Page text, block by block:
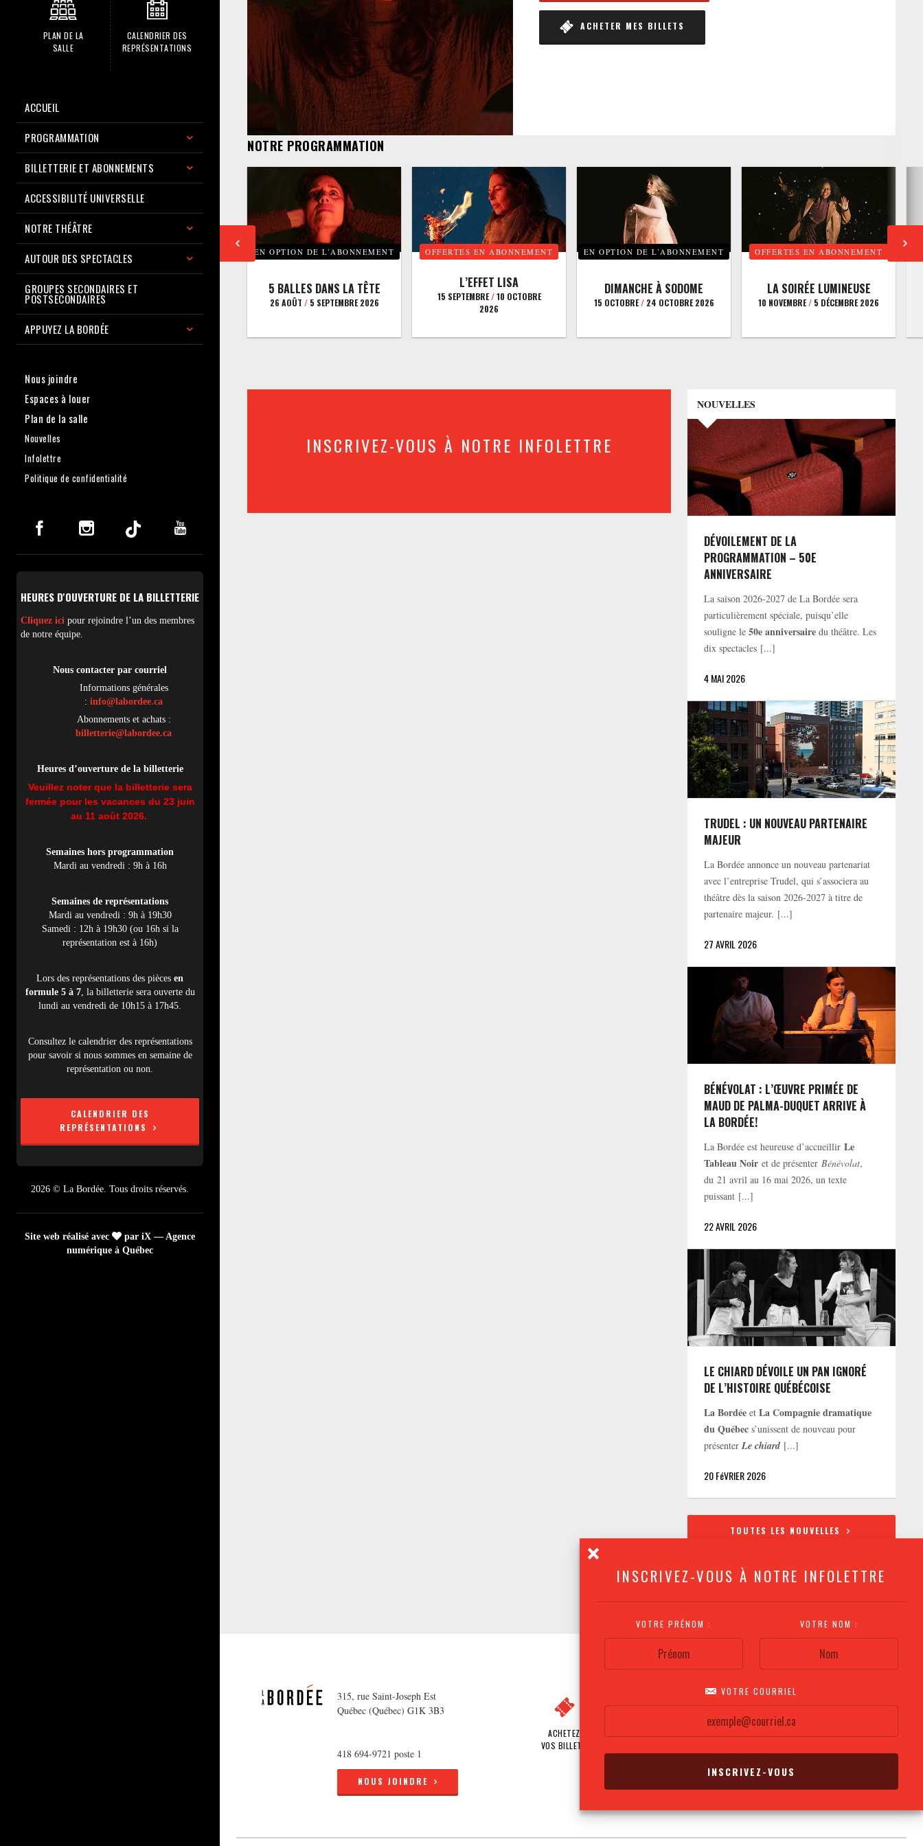
INSCRIVEZ-VOUS À NOTRE INFOLETTRE
VOTRE PRÉNOM : VOTRE NOM :
VOTRE COURRIEL
PLAN DE LA
SALLE
CALENDRIER DES
REPRÉSENTATIONS
ACCUEIL
PROGRAMMATION
BILLETTERIE ET ABONNEMENTS
ACCESSIBILITÉ UNIVERSELLE
NOTRE THÉÂTRE
AUTOUR DES SPECTACLES
GROUPES SECONDAIRES ET
POSTSECONDAIRES
APPUYEZ LA BORDÉE
Nous joindre
Espaces à louer
Plan de la salle
Nouvelles
Infolettre
Politique de confidentialité
HEURES D'OUVERTURE DE LA BILLETTERIE
Cliquez ici pour rejoindre l’un des membres
de notre équipe.
Nous contacter par courriel
Informations générales
: info@labordee.ca
Abonnements et achats :
billetterie@labordee.ca
Heures d’ouverture de la billetterie
Veuillez noter que la billetterie sera
fermée pour les vacances du 23 juin
au 11 août 2026.
Semaines hors programmation
Mardi au vendredi : 9h à 16h
Semaines de représentations
Mardi au vendredi : 9h à 19h30
Samedi : 12h à 19h30 (ou 16h si la
représentation est à 16h)
Lors des représentations des pièces en
formule 5 à 7, la billetterie sera ouverte du
lundi au vendredi de 10h15 à 17h45.
Consultez le calendrier des représentations
pour savoir si nous sommes en semaine de
représentation ou non.
CALENDRIER DES
REPRÉSENTATIONS
2026 © La Bordée. Tous droits réservés.
Site web réalisé avec
par iX — Agence
numérique à Québec
ACHETER MES BILLETS
NOTRE PROGRAMMATION
EN OPTION DE L’ABONNEMENT
5 BALLES DANS LA TÊTE
26 AOÛT /5 SEPTEMBRE 2026
OFFERTES EN ABONNEMENT
L’EFFET LISA
15 SEPTEMBRE/10 OCTOBRE
2026
EN OPTION DE L’ABONNEMENT
DIMANCHE À SODOME
15 OCTOBRE/24 OCTOBRE 2026
OFFERTES EN ABONNEMENT
LA SOIRÉE LUMINEUSE
10 NOVEMBRE/ 5 DÉCEMBRE 2026
INSCRIVEZ-VOUS À NOTRE INFOLETTRE
NOUVELLES
DÉVOILEMENT DE LA
PROGRAMMATION – 50E
ANNIVERSAIRE
La saison 2026-2027 de La Bordée sera
particulièrement spéciale, puisqu’elle
souligne le50e anniversaire du théâtre. Les
dix spectacles [...]
4 MAI 2026
TRUDEL : UN NOUVEAU PARTENAIRE
MAJEUR
La Bordée annonce un nouveau partenariat
avec l’entreprise Trudel, qui s’associera au
théâtre dès la saison 2026-2027 à titre de
partenaire majeur. [...]
27 AVRIL 2026
BÉNÉVOLAT : L’ŒUVRE PRIMÉE DE
MAUD DE PALMA-DUQUET ARRIVE À
LA BORDÉE!
La Bordée est heureuse d’accueillirLe
Tableau Noir et de présenterBénévolat,
du 21 avril au 16 mai 2026, un texte
puissant [...]
22 AVRIL 2026
LE CHIARD DÉVOILE UN PAN IGNORÉ
DE L’HISTOIRE QUÉBÉCOISE
La Bordée etLa Compagnie dramatique
du Québec s’unissent de nouveau pour
présenterLe chiard [...]
20 FéVRIER 2026
TOUTES LES NOUVELLES
315, rue Saint-Joseph Est
Québec (Québec) G1K 3B3
418 694-9721 poste 1
NOUS JOINDRE
ACHETEZ
VOS BILLETS